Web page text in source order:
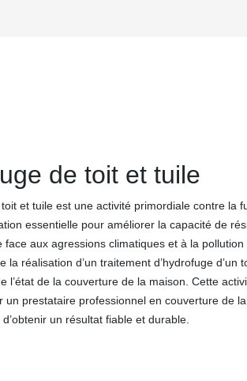
de toit et tuile
toit et tuile est une activité primordiale contre la
essentielle pour améliorer la capacité de
face aux agressions climatiques et à la pollution
la réalisation d’un traitement d’hydrofuge d’un
l’état de la couverture de la maison. Cette
un prestataire professionnel en couverture de
d’obtenir un résultat fiable et durable.